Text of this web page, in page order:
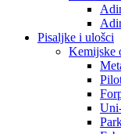
Pisaljke i ulošci
Kemijske